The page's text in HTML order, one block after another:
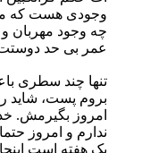
وجودی هست که
چه وجود مهربان
عمر بی حد
تنها چند سطری
بروم پست، شاید
امروز بگیرمش.
ندارم و امروز
یک هفته است